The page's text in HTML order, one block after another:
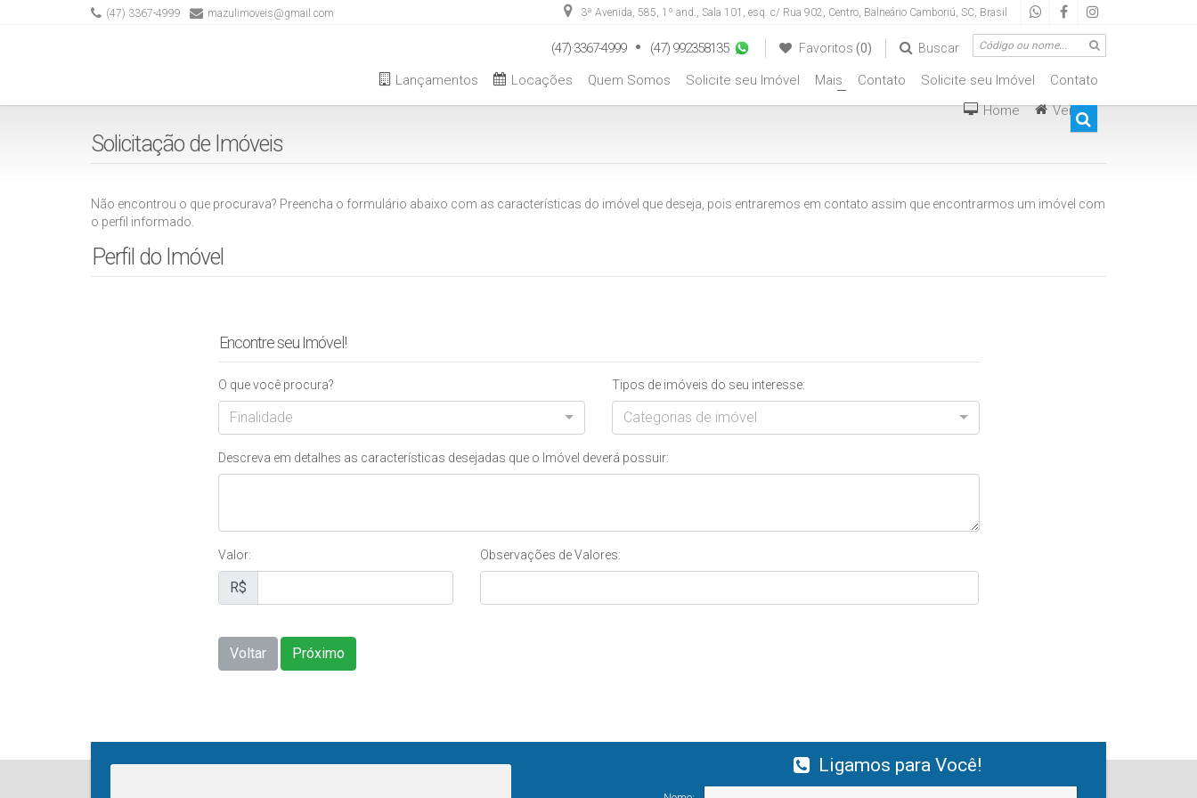
3ª Avenida, 585, 1º and., Sala 101, esq. c/ Rua 902, Centro, Balneário Camboriú, SC, Brasil
(47) 3367-4999 mazulimoveis@gmail.com
Buscar
Favoritos (0)
(47) 3367-4999
(47) 992358135
Contato
Solicite seu Imóvel
Contato
+
Mais
Solicite seu Imóvel
Quem Somos
Locações
Lançamentos
Vendas
Home
Solicitação de Imóveis
Não encontrou o que procurava? Preencha o formulário abaixo com as características do imóvel que deseja, pois entraremos em contato assim que encontrarmos um imóvel com
o perfil informado.
Perfil do Imóvel
Encontre seu Imóvel!
O que você procura?
Finalidade
Tipos de imóveis do seu interesse:
Categorias de imóvel
Descreva em detalhes as características desejadas que o Imóvel deverá possuir:
Valor:
R$
Observações de Valores:
Voltar Próximo
Ligamos para Você!